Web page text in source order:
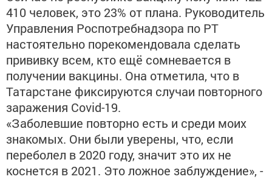
410 человек, это 23% от плана. Руководитель
Управления Роспотребнадзора по РТ
настоятельно порекомендовала сделать
прививку всем, кто ещё сомневается в
получении вакцины. Она отметила, что в
Татарстане фиксируются случаи повторного
заражения Covid-19.
«Заболевшие повторно есть и среди моих
знакомых. Они были уверены, что, если
переболел в 2020 году, значит это их не
коснется в 2021. Это ложное заблуждение», -